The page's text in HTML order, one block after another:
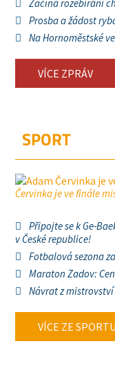
Začíná rozebírání
Prosba a žádost
Na Hornoměstské
VÍCE ZPRÁV
SPORT
Červinka je ve finále
Připojte se k Ge-
v České republice!
Fotbalová sezona
Maraton Zadov:
Návrat z
VÍCE ZE SPORTU